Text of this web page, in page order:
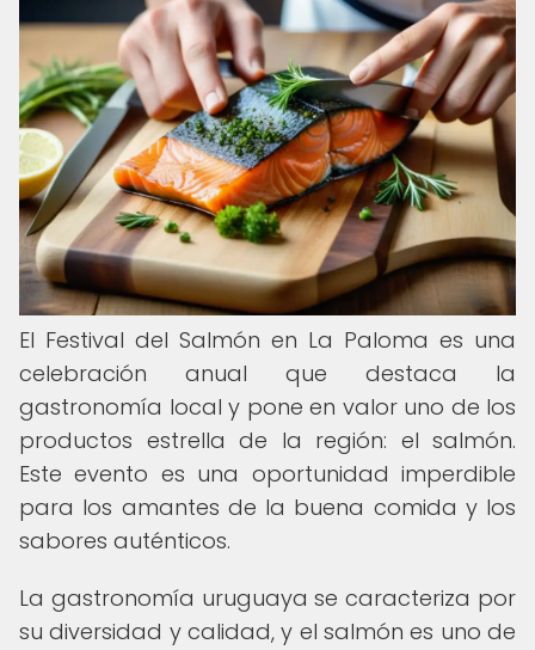
El Festival del Salmón en La Paloma es una
celebración anual que destaca la
gastronomía local y pone en valor uno de los
productos estrella de la región: el salmón.
Este evento es una oportunidad imperdible
para los amantes de la buena comida y los
sabores auténticos.
La gastronomía uruguaya se caracteriza por
su diversidad y calidad, y el salmón es uno de